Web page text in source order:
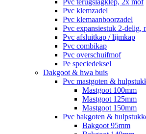
Pvc terugslagklep, 2x mof
Pvc klemzadel
Pvc klemaanboorzadel
Pvc expansiestuk 2-delig,
Pvc afsluitkap / lijmkap
Pvc combikap
Pvc overschuifmof
Pe speciedeksel
Dakgoot & hwa buis
Pvc mastgoten &
Mastgoot 100mm
Mastgoot 125mm
Mastgoot 150mm
Pvc bakgoten &
Bakgoot 95mm